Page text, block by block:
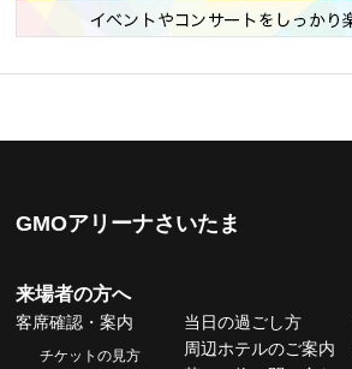
GMOアリーナさいたま
来場者の方へ
客席確認・案内
チケットの見方
当日の過ごし方
周辺ホテルのご案内